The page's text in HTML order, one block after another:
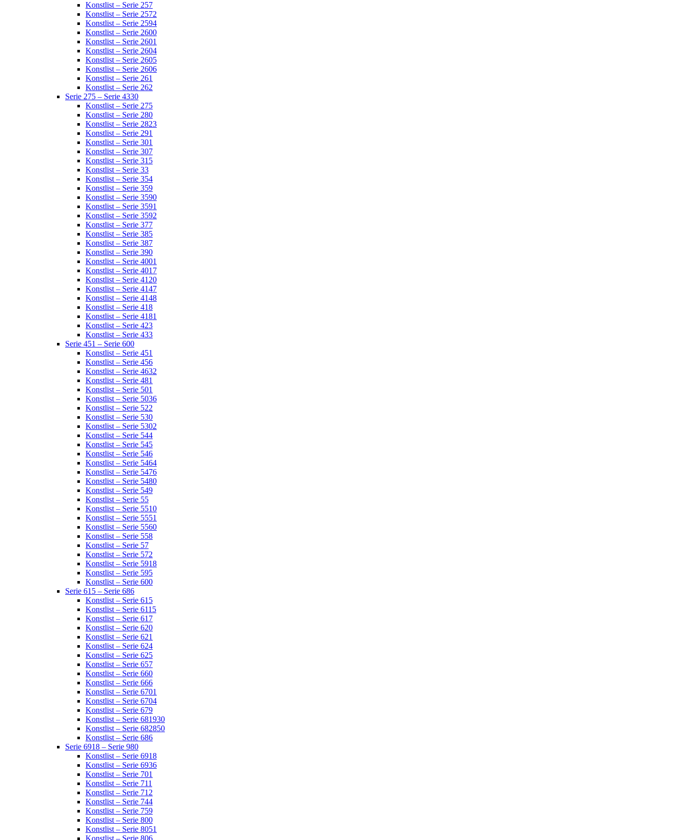
Konstlist – Serie 257
Konstlist – Serie 2572
Konstlist – Serie 2594
Konstlist – Serie 2600
Konstlist – Serie 2601
Konstlist – Serie 2604
Konstlist – Serie 2605
Konstlist – Serie 2606
Konstlist – Serie 261
Konstlist – Serie 262
Serie 275 – Serie 4330
Konstlist – Serie 275
Konstlist – Serie 280
Konstlist – Serie 2823
Konstlist – Serie 291
Konstlist – Serie 301
Konstlist – Serie 307
Konstlist – Serie 315
Konstlist – Serie 33
Konstlist – Serie 354
Konstlist – Serie 359
Konstlist – Serie 3590
Konstlist – Serie 3591
Konstlist – Serie 3592
Konstlist – Serie 377
Konstlist – Serie 385
Konstlist – Serie 387
Konstlist – Serie 390
Konstlist – Serie 4001
Konstlist – Serie 4017
Konstlist – Serie 4120
Konstlist – Serie 4147
Konstlist – Serie 4148
Konstlist – Serie 418
Konstlist – Serie 4181
Konstlist – Serie 423
Konstlist – Serie 433
Serie 451 – Serie 600
Konstlist – Serie 451
Konstlist – Serie 456
Konstlist – Serie 4632
Konstlist – Serie 481
Konstlist – Serie 501
Konstlist – Serie 5036
Konstlist – Serie 522
Konstlist – Serie 530
Konstlist – Serie 5302
Konstlist – Serie 544
Konstlist – Serie 545
Konstlist – Serie 546
Konstlist – Serie 5464
Konstlist – Serie 5476
Konstlist – Serie 5480
Konstlist – Serie 549
Konstlist – Serie 55
Konstlist – Serie 5510
Konstlist – Serie 5551
Konstlist – Serie 5560
Konstlist – Serie 558
Konstlist – Serie 57
Konstlist – Serie 572
Konstlist – Serie 5918
Konstlist – Serie 595
Konstlist – Serie 600
Serie 615 – Serie 686
Konstlist – Serie 615
Konstlist – Serie 6115
Konstlist – Serie 617
Konstlist – Serie 620
Konstlist – Serie 621
Konstlist – Serie 624
Konstlist – Serie 625
Konstlist – Serie 657
Konstlist – Serie 660
Konstlist – Serie 666
Konstlist – Serie 6701
Konstlist – Serie 6704
Konstlist – Serie 679
Konstlist – Serie 681930
Konstlist – Serie 682850
Konstlist – Serie 686
Serie 6918 – Serie 980
Konstlist – Serie 6918
Konstlist – Serie 6936
Konstlist – Serie 701
Konstlist – Serie 711
Konstlist – Serie 712
Konstlist – Serie 744
Konstlist – Serie 759
Konstlist – Serie 800
Konstlist – Serie 8051
Konstlist – Serie 806